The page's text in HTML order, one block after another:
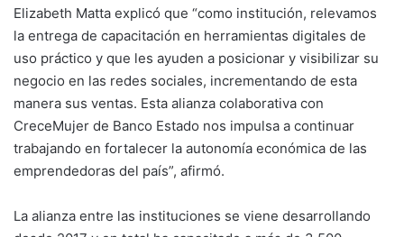
Elizabeth Matta explicó que “como institución, relevamos
la entrega de capacitación en herramientas digitales de
uso práctico y que les ayuden a posicionar y visibilizar su
negocio en las redes sociales, incrementando de esta
manera sus ventas. Esta alianza colaborativa con
CreceMujer de Banco Estado nos impulsa a continuar
trabajando en fortalecer la autonomía económica de las
emprendedoras del país”, afirmó.
La alianza entre las instituciones se viene desarrollando